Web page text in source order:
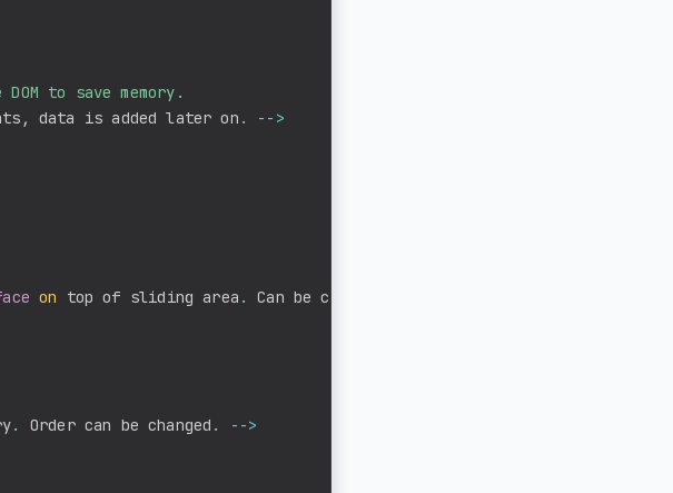
DOM to save memory.
, data is added later on . -- >
on top of sliding area . Can be changed
. Order can be changed . -->